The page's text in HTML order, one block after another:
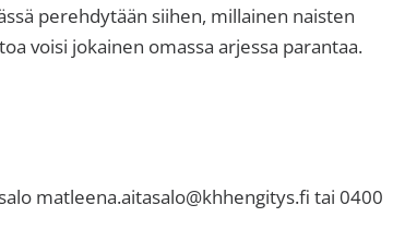
perehdytään siihen, millainen naisten
voisi jokainen omassa arjessa parantaa.
matleena.aitasalo@khhengitys.fi tai 0400